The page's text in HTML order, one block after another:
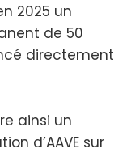
2025 un
de 50
directement
ainsi un
d’AAVE sur